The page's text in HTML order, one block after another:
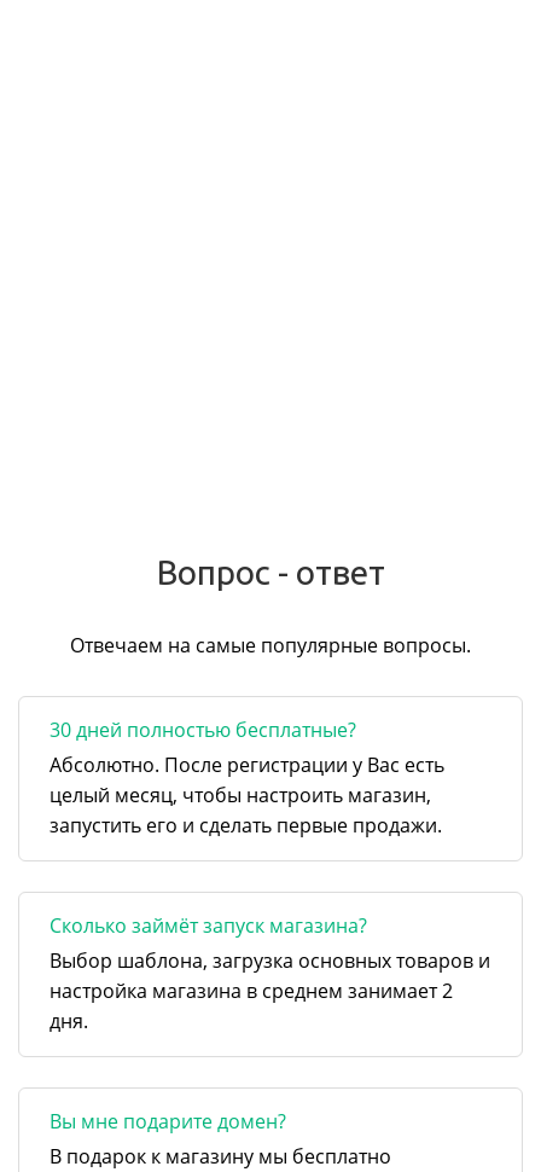
Вопрос - ответ
Отвечаем на самые популярные вопросы.
30 дней полностью бесплатные?
Абсолютно. После регистрации у Вас есть
целый месяц, чтобы настроить магазин,
запустить его и сделать первые продажи.
Сколько займёт запуск магазина?
Выбор шаблона, загрузка основных товаров и
настройка магазина в среднем занимает 2
дня.
Вы мне подарите домен?
В подарок к магазину мы бесплатно